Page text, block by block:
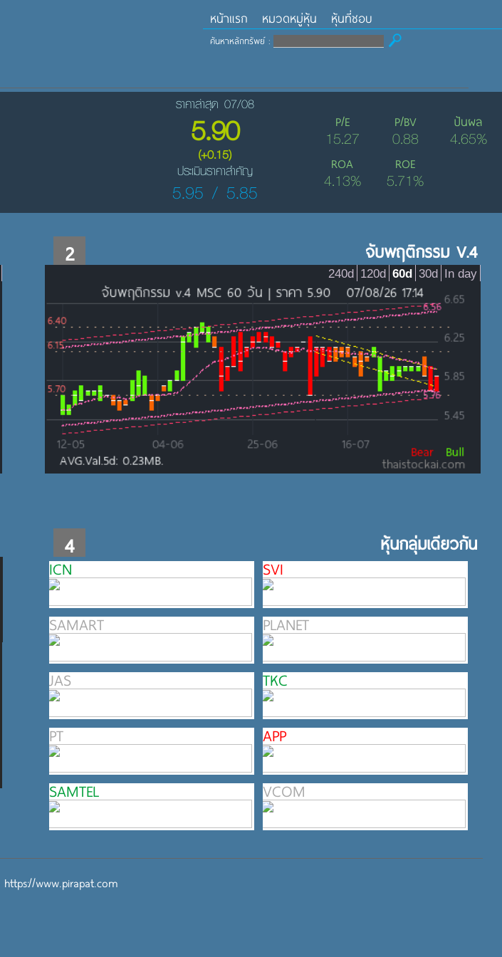
หน้าแรก หมวดหมู่หุ้น หุ้นที่ชอบ
ค้นหาหลักทรัพย์ :
ราคาล่าสุด 07/08
5.90
(+0.15)
ประเมินราคาสำคัญ
5.95 / 5.85
P/E
15.27
P/BV
0.88
ปันผล
4.65%
ROA
4.13%
ROE
5.71%
2 จับพฤติกรรม V.4
In day
30d
60d
120d
240d
4 หุ้นกลุ่มเดียวกัน
ICN SVI
SAMART PLANET
JAS TKC
PT APP
SAMTEL VCOM
https://www.pirapat.com